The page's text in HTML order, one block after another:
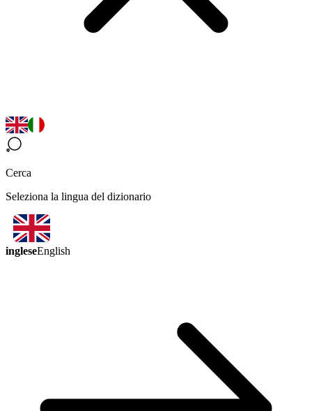
Cerca
Seleziona la lingua del dizionario
ingleseEnglish